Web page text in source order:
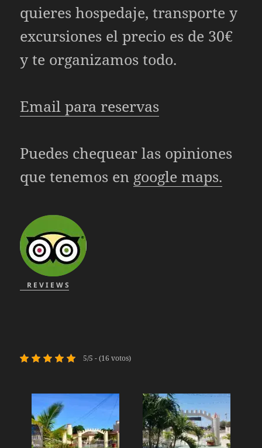
quieres hospedaje, transporte y
excursiones el precio es de 30€
y te organizamos todo.
Email para reservas
Puedes chequear las opiniones
que tenemos en google maps.
R E V I E W S
5/5 - (16 votos)